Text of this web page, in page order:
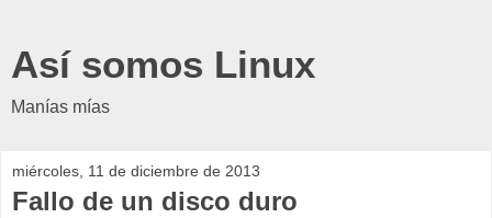
Así somos Linux
Manías mías
miércoles, 11 de diciembre de 2013
Fallo de un disco duro